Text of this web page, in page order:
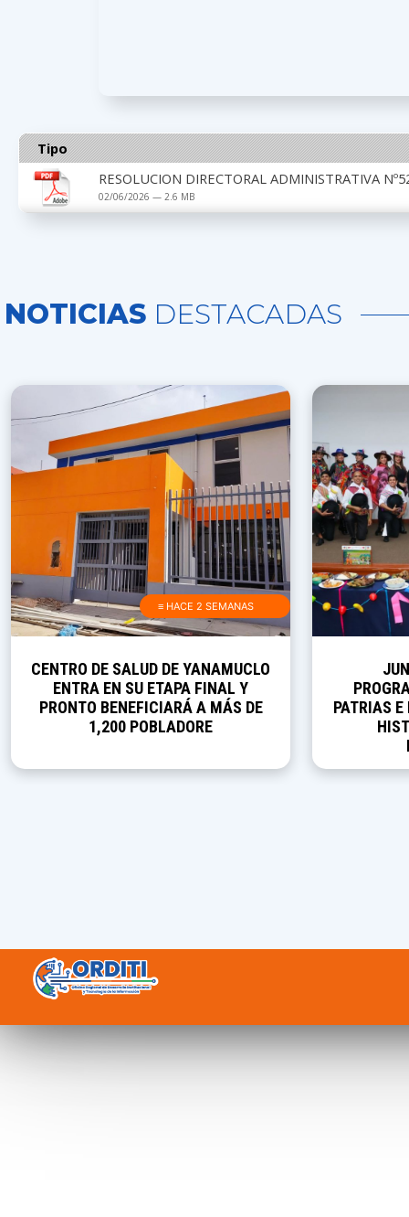
Tipo
RESOLUCION DIRECTORAL ADMINISTRATIVA
02/06/2026 — 2.6 MB
NOTICIAS DESTACADAS
≡ HACE 2 SEMANAS
CENTRO DE SALUD DE YANAMUCLO
ENTRA EN SU ETAPA FINAL Y
PRONTO BENEFICIARÁ A MÁS DE
1,200 POBLADORE
PATRIAS